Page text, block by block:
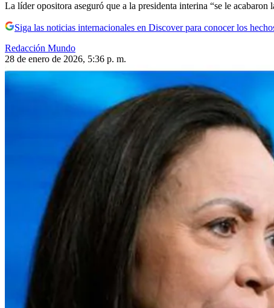
La líder opositora aseguró que a la presidenta interina “se le
Siga las noticias internacionales en Discover para conocer los
Redacción Mundo
28 de enero de 2026, 5:36 p. m.